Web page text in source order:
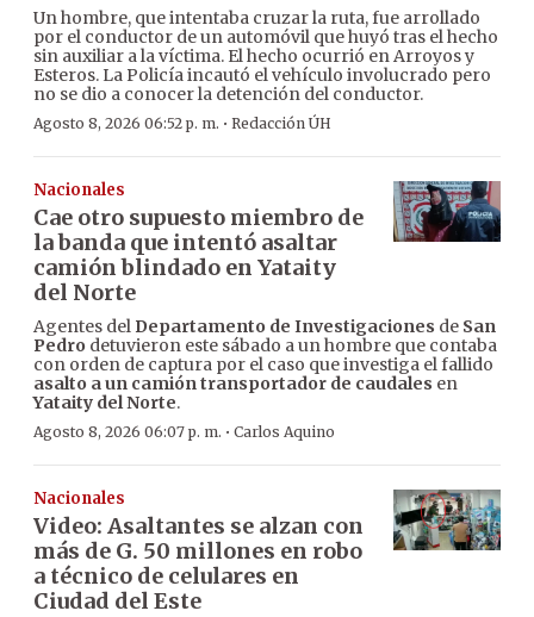
Un hombre, que intentaba cruzar la ruta, fue arrollado
por el conductor de un automóvil que huyó tras el hecho
sin auxiliar a la víctima. El hecho ocurrió en Arroyos y
Esteros. La Policía incautó el vehículo involucrado pero
no se dio a conocer la detención del conductor.
Agosto 8, 2026 06:52 p. m. · Redacción ÚH
Nacionales
Cae otro supuesto miembro de
la banda que intentó asaltar
camión blindado en Yataity
del Norte
Agentes del Departamento de Investigaciones de San
Pedro detuvieron este sábado a un hombre que contaba
con orden de captura por el caso que investiga el fallido
asalto a un camión transportador de caudales en
Yataity del Norte.
Agosto 8, 2026 06:07 p. m. · Carlos Aquino
Nacionales
Video: Asaltantes se alzan con
más de G. 50 millones en robo
a técnico de celulares en
Ciudad del Este